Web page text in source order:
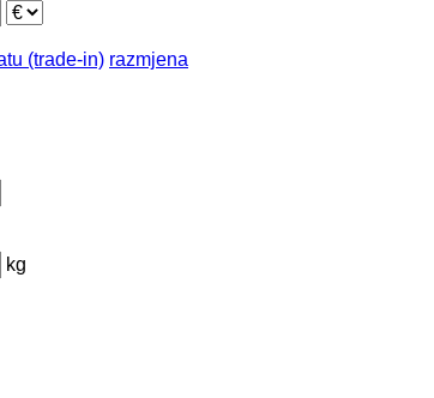
(trade-in) razmjena
kg